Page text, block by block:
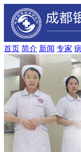
首页 简介 新闻 专家